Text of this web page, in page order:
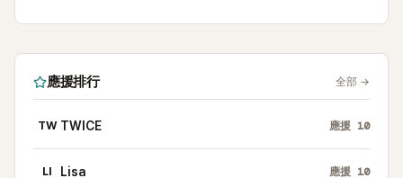
應援排行 全部 →
TW TWICE 應援 10
LI Lisa 應援 10